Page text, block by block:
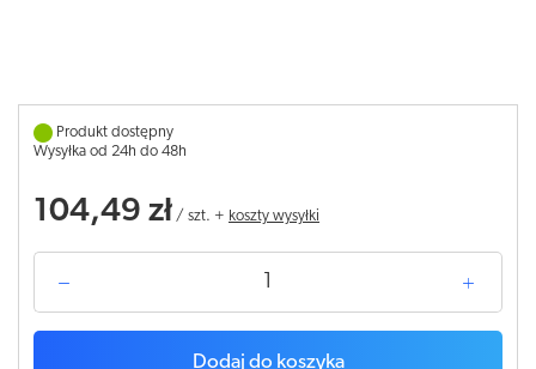
Produkt dostępny
Wysyłka od 24h do 48h
104,49 zł / szt. + koszty wysyłki
Dodaj do koszyka